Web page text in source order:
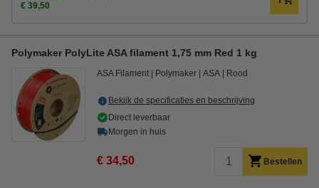
€ 39,50
Polymaker PolyLite ASA filament 1,75 mm Red 1 kg
ASA Filament Polymaker ASA Rood
Bekijk de specificaties en beschrijving
Direct leverbaar
Morgen in huis
€ 34,50 Bestellen